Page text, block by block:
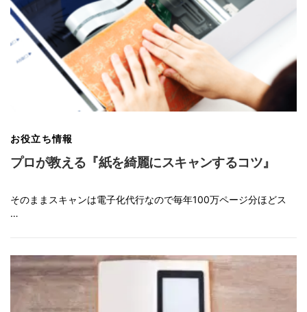
お役立ち情報
プロが教える『紙を綺麗にスキャンするコツ』
そのままスキャンは電子化代行なので毎年100万ページ分ほどス
…